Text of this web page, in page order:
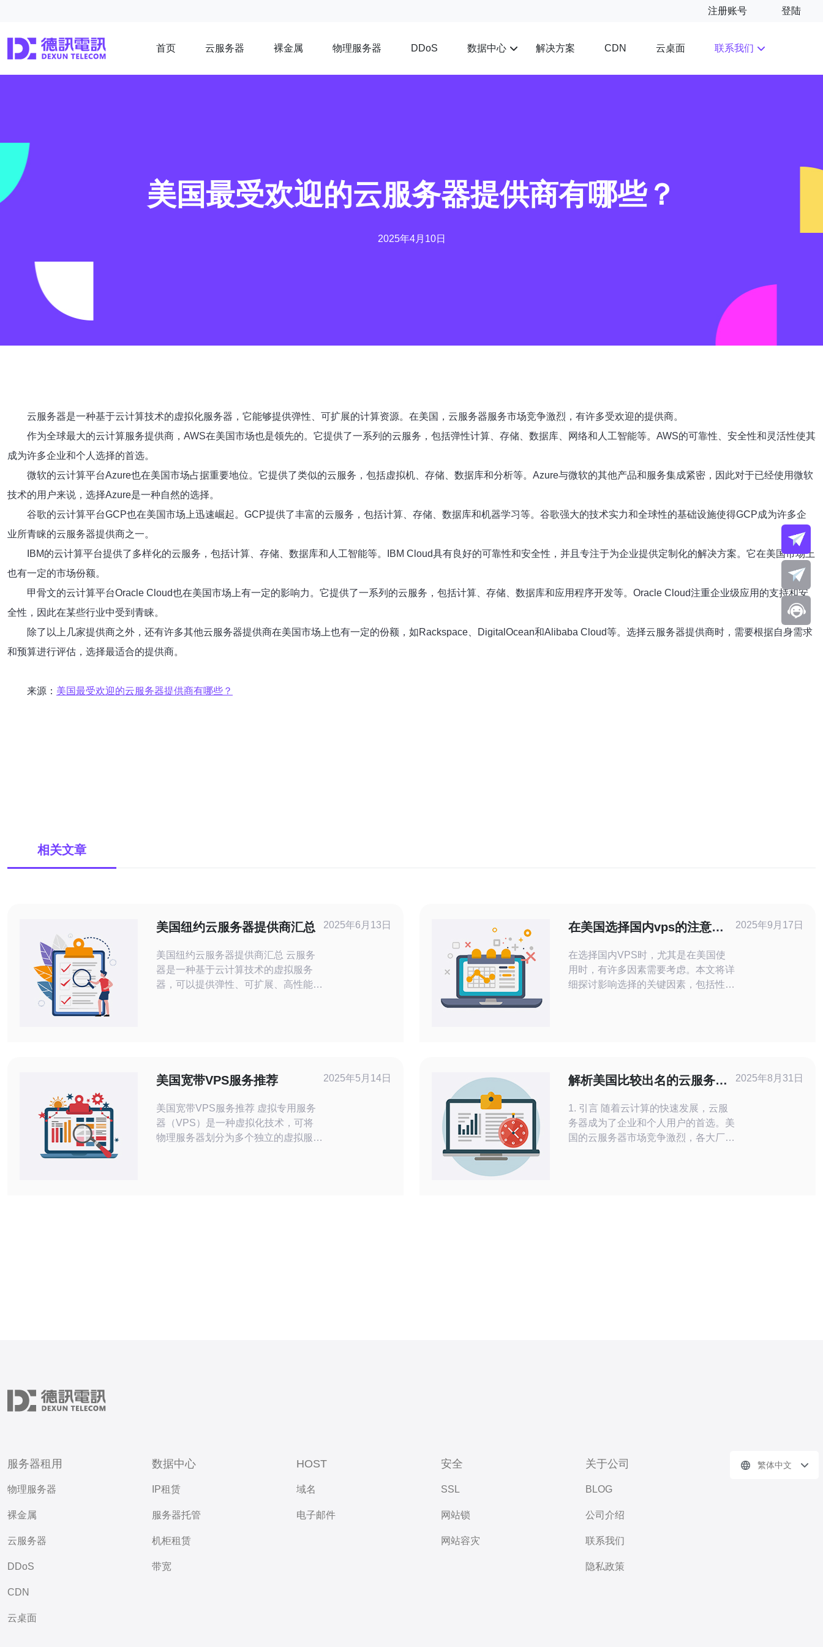
注册账号 登陆
首页 云服务器 裸金属 物理服务器 DDoS 数据中心 解决方案 CDN 云桌面 联系我们
美国最受欢迎的云服务器提供商有哪些？
2025年4月10日
云服务器是一种基于云计算技术的虚拟化服务器，它能够提供弹性、可扩展的计算资源。在美国，云服务器服务市场竞争激烈，有许多受欢迎的提供商。
作为全球最大的云计算服务提供商，AWS在美国市场也是领先的。它提供了一系列的云服务，包括弹性计算、存储、数据库、网络和人工智能等。AWS的可靠性、安全性和灵活性使其
成为许多企业和个人选择的首选。
微软的云计算平台Azure也在美国市场占据重要地位。它提供了类似的云服务，包括虚拟机、存储、数据库和分析等。Azure与微软的其他产品和服务集成紧密，因此对于已经使用微软
技术的用户来说，选择Azure是一种自然的选择。
谷歌的云计算平台GCP也在美国市场上迅速崛起。GCP提供了丰富的云服务，包括计算、存储、数据库和机器学习等。谷歌强大的技术实力和全球性的基础设施使得GCP成为许多企
业所青睐的云服务器提供商之一。
IBM的云计算平台提供了多样化的云服务，包括计算、存储、数据库和人工智能等。IBM Cloud具有良好的可靠性和安全性，并且专注于为企业提供定制化的解决方案。它在美国市场上
也有一定的市场份额。
甲骨文的云计算平台Oracle Cloud也在美国市场上有一定的影响力。它提供了一系列的云服务，包括计算、存储、数据库和应用程序开发等。Oracle Cloud注重企业级应用的支持和安
全性，因此在某些行业中受到青睐。
除了以上几家提供商之外，还有许多其他云服务器提供商在美国市场上也有一定的份额，如Rackspace、DigitalOcean和Alibaba Cloud等。选择云服务器提供商时，需要根据自身需求
和预算进行评估，选择最适合的提供商。
来源： 美国最受欢迎的云服务器提供商有哪些？
相关文章
美国纽约云服务器提供商汇总
美国纽约云服务器提供商汇总 云服务
器是一种基于云计算技术的虚拟服务
器，可以提供弹性、可扩展、高性能的
Services (AWS) Amazon We
2025年6月13日
在美国选择国内vps的注意事
在选择国内VPS时，尤其是在美国使
用时，有许多因素需要考虑。本文将详
细探讨影响选择的关键因素，包括性
速度和用户体验。通常，性能由
CPU、内存和存储类型决定。选择
时，可以查看服务
2025年9月17日
美国宽带VPS服务推荐
美国宽带VPS服务推荐 虚拟专用服务
器（VPS）是一种虚拟化技术，可将
物理服务器划分为多个独立的虚拟服务
2025年5月14日
解析美国比较出名的云服务器
1. 引言 随着云计算的快速发展，云服
务器成为了企业和个人用户的首选。美
国的云服务器市场竞争激烈，各大厂商
2025年8月31日
服务器租用
物理服务器
裸金属
云服务器
DDoS
CDN
云桌面
数据中心
IP租赁
服务器托管
机柜租赁
带宽
HOST
域名
电子邮件
安全
SSL
网站锁
网站容灾
关于公司
BLOG
公司介绍
联系我们
隐私政策
繁体中文